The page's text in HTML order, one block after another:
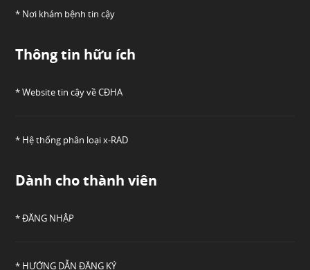
* Nơi khám bệnh tin cậy
Thông tin hữu ích
* Website tin cậy về CĐHA
* Hệ thống phân loại x-RAD
Dành cho thành viên
* ĐĂNG NHẬP
* HƯỚNG DẪN ĐĂNG KÝ